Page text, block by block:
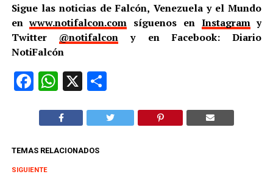
Sigue las noticias de Falcón, Venezuela y el Mundo
enwww.notifalcon.com síguenos en Instagramy
Twitter @notifalcon y en Facebook: Diario
NotiFalcón
Facebook
WhatsApp
X Compartir
TEMAS RELACIONADOS
SIGUIENTE